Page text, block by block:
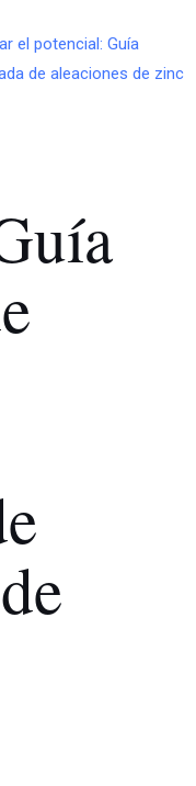
el potencial: Guía
de aleaciones de zinc